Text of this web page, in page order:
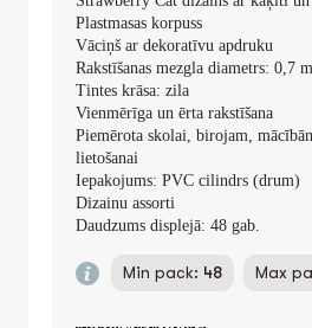
Plastmasas korpuss
Vāciņš ar dekoratīvu apdruku
Rakstīšanas mezgla diametrs: 0,7
Tintes krāsa: zila
Vienmērīga un ērta rakstīšana
Piemērota skolai, birojam,
lietošanai
Iepakojums: PVC cilindrs (drum)
Dizainu assorti
Daudzums displejā: 48 gab.
Min pack: 48 Max